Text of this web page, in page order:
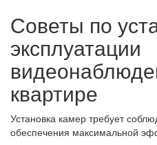
Советы по
эксплуатации
квартире
Установка камер требует
обеспечения максимальной